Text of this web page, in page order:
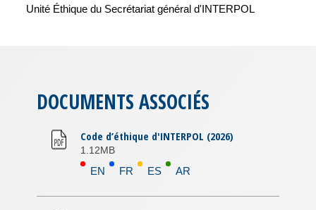
Unité Éthique du Secrétariat général d'INTERPOL
DOCUMENTS ASSOCIÉS
Code d’éthique d'INTERPOL (2026)
1.12MB
EN FR ES AR